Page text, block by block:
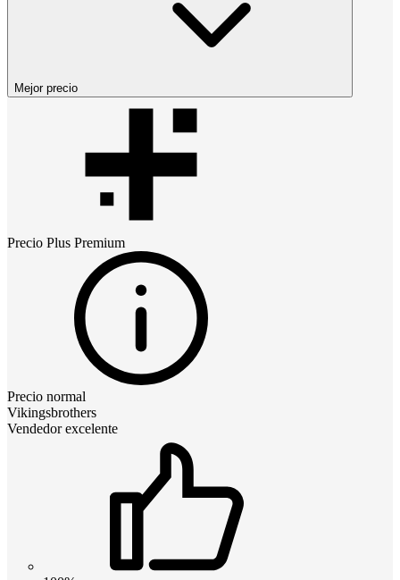
Mejor precio
Precio Plus Premium
Precio normal
Vikingsbrothers
Vendedor excelente